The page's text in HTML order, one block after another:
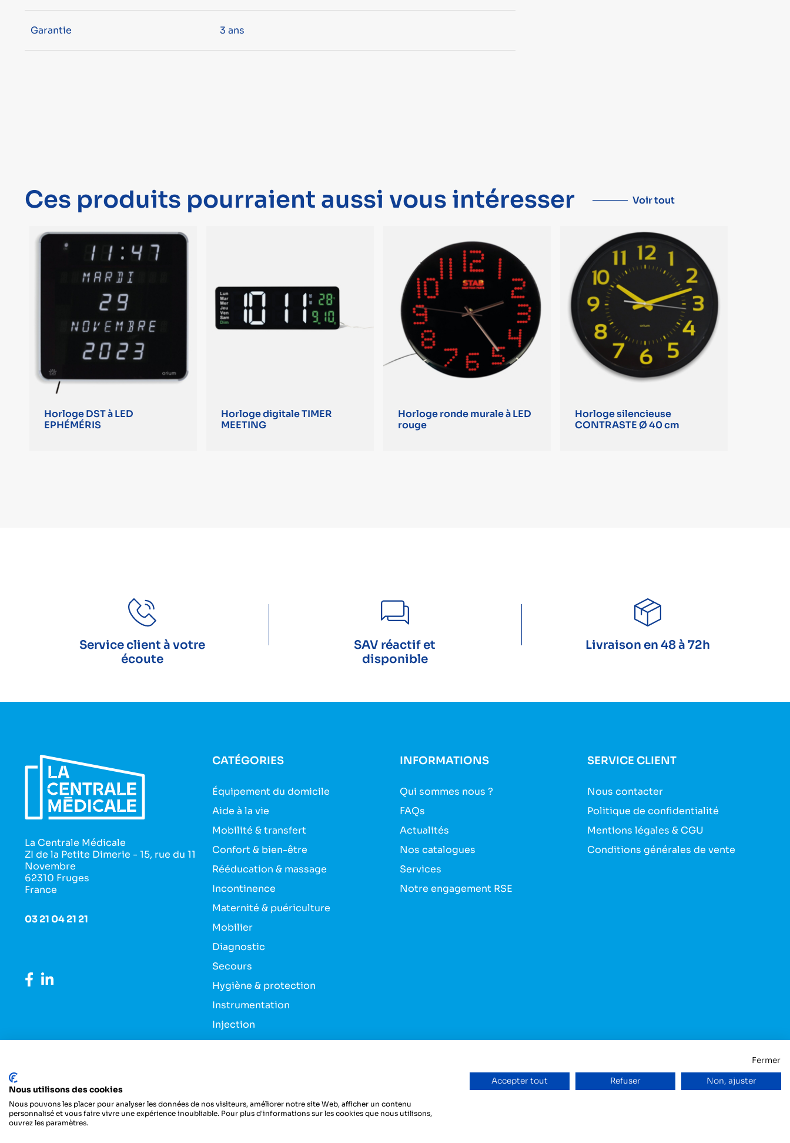
Garantie 3 ans
Ces produits pourraient aussi vous intéresser Voir tout
Horloge DST à LED
EPHÉMÉRIS
Horloge digitale TIMER
MEETING
Horloge ronde murale à LED
rouge
Horloge silencieuse
CONTRASTE Ø 40 cm
Service client à votre
écoute
SAV réactif et
disponible
Livraison en 48 à 72h
La Centrale Médicale
ZI de la Petite Dimerie - 15, rue du 11
Novembre
62310 Fruges
France
03 21 04 21 21
CATÉGORIES
Équipement du domicile
Aide à la vie
Mobilité & transfert
Confort & bien-être
Rééducation & massage
Incontinence
Maternité & puériculture
Mobilier
Diagnostic
Secours
Hygiène & protection
Instrumentation
Injection
Pansements & bandes
INFORMATIONS
Qui sommes nous ?
FAQs
Actualités
Nos catalogues
Services
Notre engagement RSE
SERVICE CLIENT
Nous contacter
Politique de confidentialité
Mentions légales & CGU
Conditions générales de vente
Copyright ©Dedi - Tous droits réservés-Designed with love by
Fermer
Nous utilisons des cookies
Nous pouvons les placer pour analyser les données de nos visiteurs, améliorer notre site Web, afficher un contenu
personnalisé et vous faire vivre une expérience inoubliable. Pour plus d'informations sur les cookies que nous utilisons,
ouvrez les paramètres.
Accepter tout Refuser Non, ajuster